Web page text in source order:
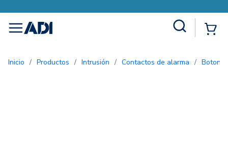
menu
Inicio / Productos / Intrusión / Contactos de alarma /